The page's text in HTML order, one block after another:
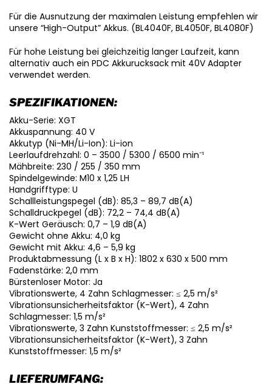
Für die Ausnutzung der maximalen Leistung empfehlen wir
unsere “High-Output” Akkus. (BL4040F, BL4050F, BL4080F)
Für hohe Leistung bei gleichzeitig langer Laufzeit, kann
alternativ auch ein PDC Akkurucksack mit 40V Adapter
verwendet werden.
SPEZIFIKATIONEN:
Akku-Serie: XGT
Akkuspannung: 40 V
Akkutyp (Ni-MH/Li-Ion): Li-ion
Leerlaufdrehzahl: 0 – 3500 / 5300 / 6500 min⁻¹
Mähbreite: 230 / 255 / 350 mm
Spindelgewinde: M10 x 1,25 LH
Handgrifftype: U
Schallleistungspegel (dB): 85,3 – 89,7 dB(A)
Schalldruckpegel (dB): 72,2 – 74,4 dB(A)
K-Wert Geräusch: 0,7 – 1,9 dB(A)
Gewicht ohne Akku: 4,0 kg
Gewicht mit Akku: 4,6 – 5,9 kg
Produktabmessung (L x B x H): 1802 x 630 x 500 mm
Fadenstärke: 2,0 mm
Bürstenloser Motor: Ja
Vibrationswerte, 4 Zahn Schlagmesser: ≤ 2,5 m/s²
Vibrationsunsicherheitsfaktor (K-Wert), 4 Zahn
Schlagmesser: 1,5 m/s²
Vibrationswerte, 3 Zahn Kunststoffmesser: ≤ 2,5 m/s²
Vibrationsunsicherheitsfaktor (K-Wert), 3 Zahn
Kunststoffmesser: 1,5 m/s²
LIEFERUMFANG: